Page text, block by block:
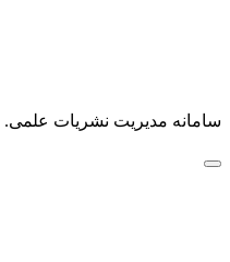
سامانه مدیریت نشریات علمی.